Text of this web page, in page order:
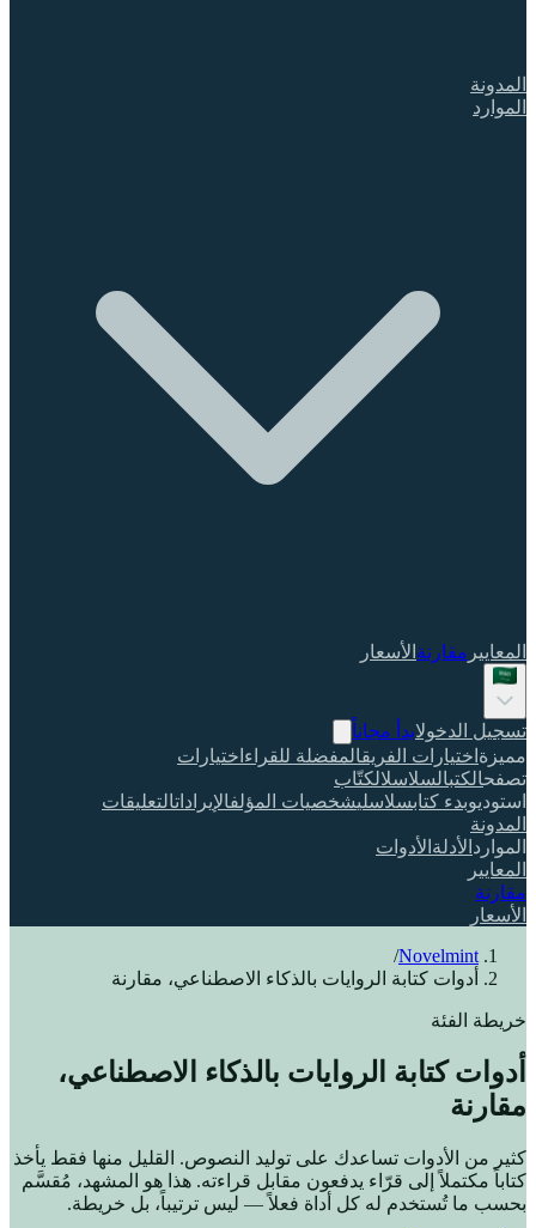
المدونة
الموارد
المعايير مقارنة الأسعار
تسجيل الدخولابدأ مجاناً
مميزة اختيارات الفريقالمفضلة للقراء اختيارات
تصفحالكتبالسلاسلالكتّاب
استوديوبدء كتابسلاسليشخصيات المؤلفالإيراداتالتعليقات
المدونة
الموارد الأدلة الأدوات
المعايير
مقارنة
الأسعار
Novelmint
/
أدوات كتابة الروايات بالذكاء الاصطناعي، مقارنة
خريطة الفئة
أدوات كتابة الروايات بالذكاء الاصطناعي،
مقارنة
كثير من الأدوات تساعدك على توليد النصوص. القليل منها فقط يأخذ
كتاباً مكتملاً إلى قرّاء يدفعون مقابل قراءته. هذا هو المشهد، مُقسَّم
بحسب ما تُستخدم له كل أداة فعلاً — ليس ترتيباً، بل خريطة.